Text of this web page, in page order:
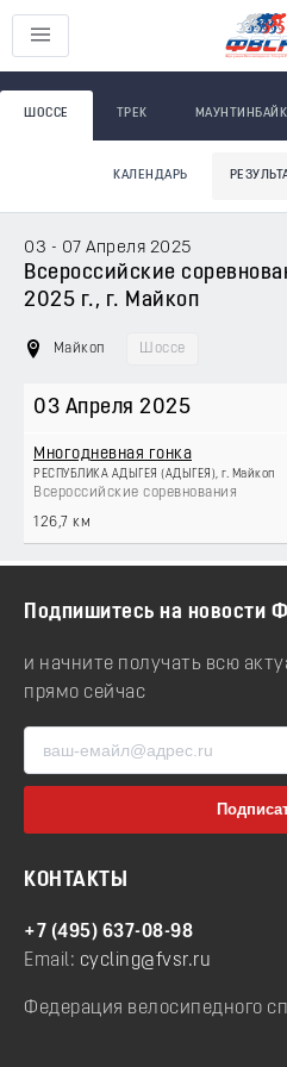
ШОССЕ ТРЕК МАУНТИНБАЙК
КАЛЕНДАРЬ
03 - 07 Апреля 2025
Всероссийские
2025 г., г. Майкоп
Майкоп Шоссе
03 Апреля 2025
Многодневная гонка
РЕСПУБЛИКА АДЫГЕЯ (АДЫГЕЯ), г. Майкоп
Всероссийские соревнования
126,7 км
Подпишитесь на новости
и начните получать всю
прямо сейчас
КОНТАКТЫ
+7 (495) 637-08-98
Email: cycling@fvsr.ru
Федерация велосипедного